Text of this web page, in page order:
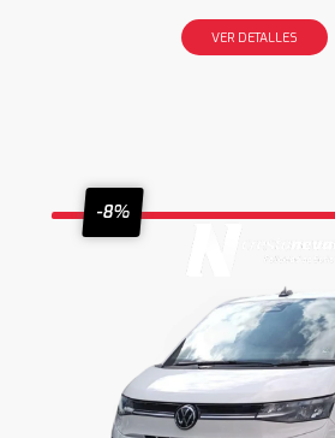
VER DETALLES
-8%